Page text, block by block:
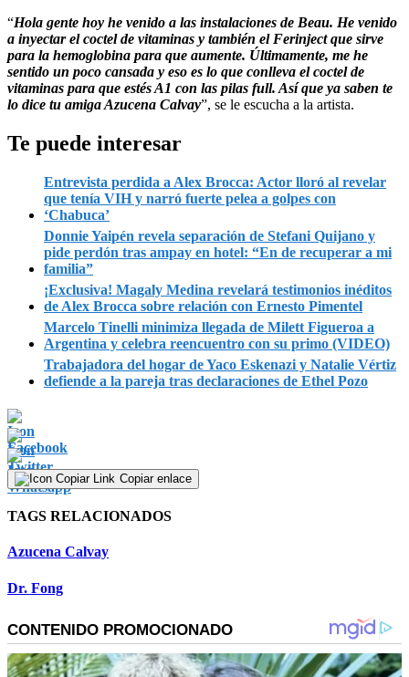
“Hola gente hoy he venido a las instalaciones de Beau. He venido
a inyectar el coctel de vitaminas y también el Ferinject que sirve
para la hemoglobina para que aumente. Últimamente, me he
sentido un poco cansada y eso es lo que conlleva el coctel de
vitaminas para que estés A1 con las pilas full. Así que ya saben te
lo dice tu amiga Azucena Calvay”, se le escucha a la artista.
Te puede interesar
Entrevista perdida a Alex Brocca: Actor lloró al revelar
que tenía VIH y narró fuerte pelea a golpes con
‘Chabuca’
Donnie Yaipén revela separación de Stefani Quijano y
pide perdón tras ampay en hotel: “En de recuperar a mi
familia”
¡Exclusiva! Magaly Medina revelará testimonios inéditos
de Alex Brocca sobre relación con Ernesto Pimentel
Marcelo Tinelli minimiza llegada de Milett Figueroa a
Argentina y celebra reencuentro con su primo (VIDEO)
Trabajadora del hogar de Yaco Eskenazi y Natalie Vértiz
defiende a la pareja tras declaraciones de Ethel Pozo
Copiar enlace
TAGS RELACIONADOS
Azucena Calvay
Dr. Fong